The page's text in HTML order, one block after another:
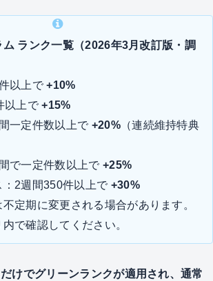
ム ランク一覧（2026年3月改訂版・調
以上で+10%
以上で+15%
一定件数以上で +20%（連続維持特典
で一定件数以上で +25%
：2週間350件以上で +30%
定期に変更される場合があります。
で確認してください。
けでグリーンランクが適用され、通常